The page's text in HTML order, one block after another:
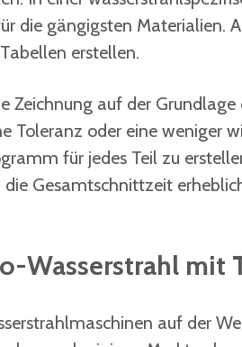
die gängigsten Materialien.
erstellen.
Zeichnung auf der
Toleranz oder eine weniger
für jedes Teil zu
die Gesamtschnittzeit
Wasserstrahl mit
auf der